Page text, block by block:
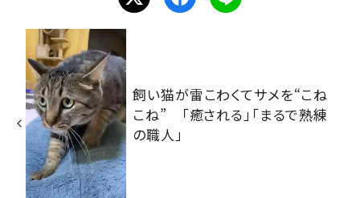
飼い猫が雷こわくてサメを“こね
こね” 「癒される」「まるで熟練
の職人」